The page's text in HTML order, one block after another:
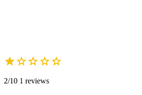
2/10 1 reviews